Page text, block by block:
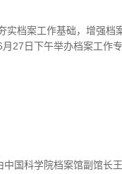
档案工作基础，增强
27日下午举办档案工作专
国科学院档案馆副馆长